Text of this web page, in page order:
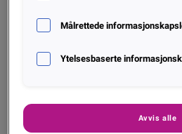
Kreditt skaper muligheter:
vekst, inkludering og
støtter økonomisk stabilitet.
Målrettede
Ytelsesbaserte
Avvis alle